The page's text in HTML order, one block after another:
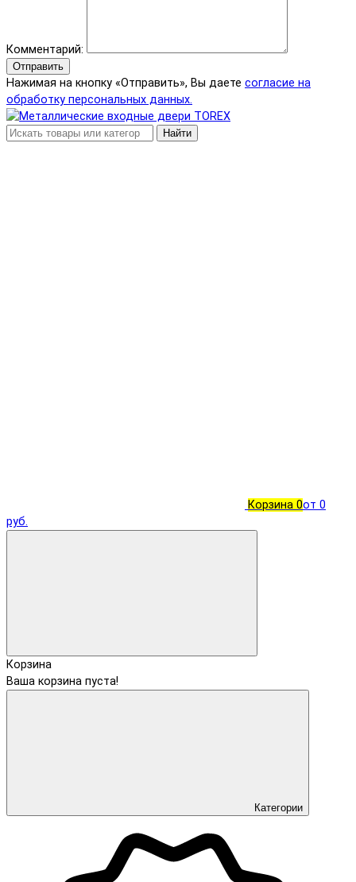
Комментарий:
Отправить
Нажимая на кнопку «Отправить», Вы даете согласие на
обработку персональных данных.
Найти
Корзина 0от 0
руб.
Корзина
Ваша корзина пуста!
Категории